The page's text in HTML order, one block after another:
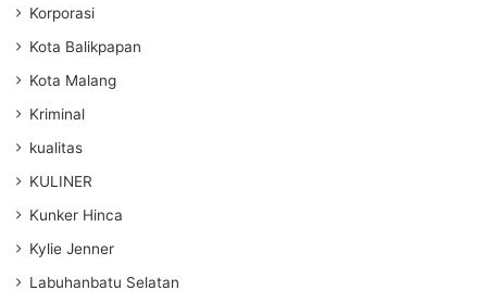
Korporasi
Kota Balikpapan
Kota Malang
Kriminal
kualitas
KULINER
Kunker Hinca
Kylie Jenner
Labuhanbatu Selatan